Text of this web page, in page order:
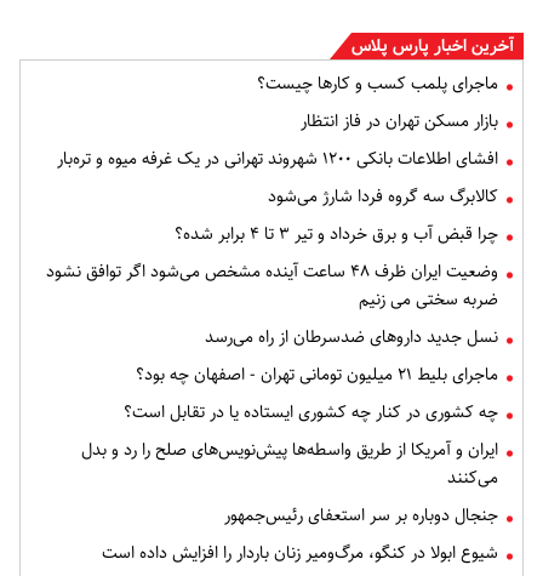
آخرین اخبار پارس پلاس
ماجرای پلمب کسب و کارها چیست؟
بازار مسکن تهران در فاز انتظار
افشای اطلاعات بانکی ۱۲۰۰ شهروند تهرانی در یک غرفه میوه و تره‌بار
کالابرگ سه گروه فردا شارژ می‌شود
چرا قبض آب و برق خرداد و تیر ۳ تا ۴ برابر شده؟
وضعیت ایران ظرف ۴۸ ساعت آینده مشخص می‌شود اگر توافق نشود
ضربه سختی می زنیم
نسل جدید داروهای ضدسرطان از راه می‌رسد
ماجرای بلیط ۲۱ میلیون تومانی تهران - اصفهان چه بود؟
چه کشوری در کنار چه کشوری ایستاده یا در تقابل است؟
ایران و آمریکا از طریق واسطه‌ها پیش‌نویس‌های صلح را رد و بدل
می‌کنند
جنجال دوباره بر سر استعفای رئیس‌جمهور
شیوع ابولا در کنگو، مرگ‌ومیر زنان باردار را افزایش داده است